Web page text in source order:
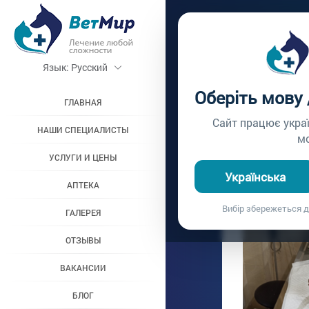
Оберіть
Сайт працює
Українська
Вибір збережеться
Язык: Русский
ГЛАВНАЯ
НАШИ СПЕЦИАЛИСТЫ
УСЛУГИ И ЦЕНЫ
АПТЕКА
ГАЛЕРЕЯ
ОТЗЫВЫ
ВАКАНСИИ
БЛОГ
Гнойное воспаление